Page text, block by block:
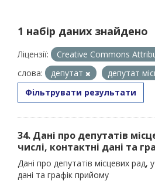
1 набір даних знайдено
Ліцензії: Creative Commons
слова:
депутат
депутат
Фільтрувати результати
34. Дані про депутатів
числі, контактні дані та
Дані про депутатів місцевих рад,
дані та графік прийому